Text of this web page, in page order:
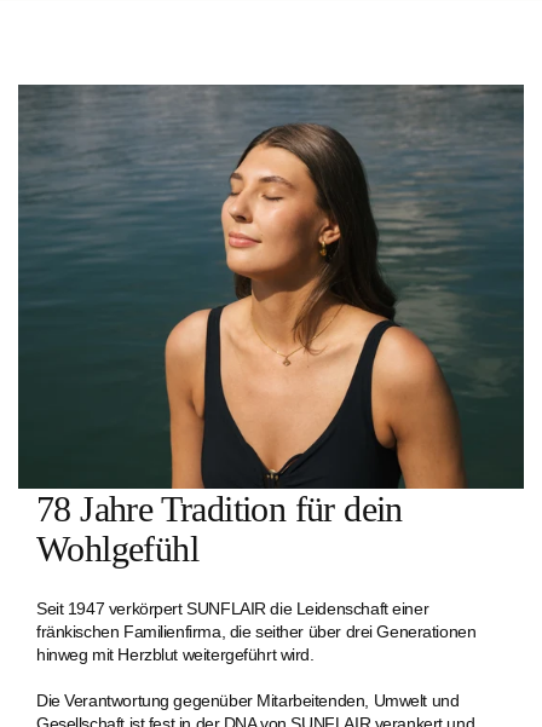
78 Jahre Tradition für dein
Wohlgefühl
Seit 1947 verkörpert SUNFLAIR die Leidenschaft einer
fränkischen Familien­firma, die seither über drei Generationen
hinweg mit Herzblut weitergeführt wird.
Die Verantwortung gegenüber Mitarbeitenden, Umwelt und